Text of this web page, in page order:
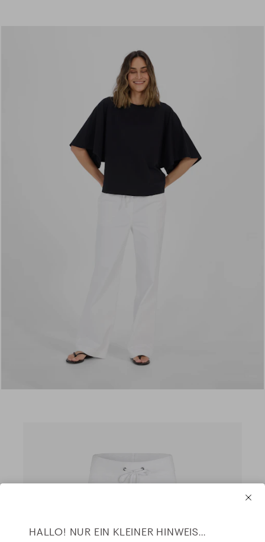
HALLO! NUR EIN KLEINER HINWEIS...